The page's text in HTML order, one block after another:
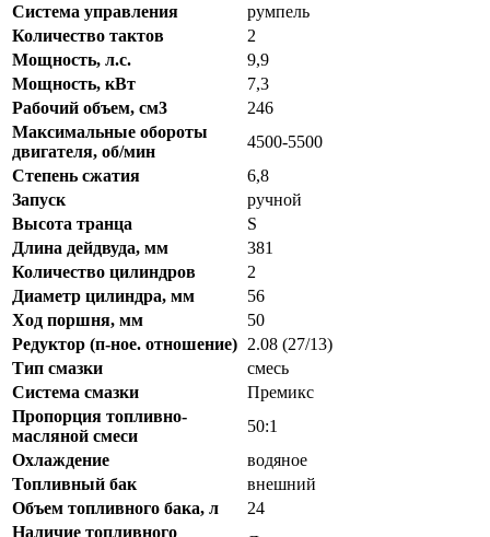
Система управления
румпель
Количество тактов
2
Мощность, л.с.
9,9
Мощность, кВт
7,3
Рабочий объем, см3
246
Максимальные обороты
двигателя, об/мин
4500-5500
Степень сжатия
6,8
Запуск
ручной
Высота транца
S
Длина дейдвуда, мм
381
Количество цилиндров
2
Диаметр цилиндра, мм
56
Ход поршня, мм
50
Редуктор (п-ное. отношение) 2.08 (27/13)
Тип смазки
смесь
Система смазки
Премикс
Пропорция топливно-
масляной смеси
50:1
Охлаждение
водяное
Топливный бак
внешний
Объем топливного бака, л
24
Наличие топливного